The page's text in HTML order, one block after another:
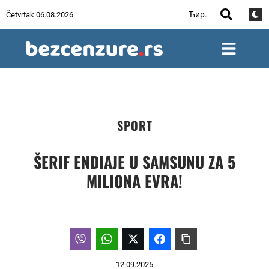
Četvrtak 06.08.2026 Ћир.
SPORT
ŠERIF ENDIAJE U SAMSUNU ZA 5
MILIONA EVRA!
12.09.2025